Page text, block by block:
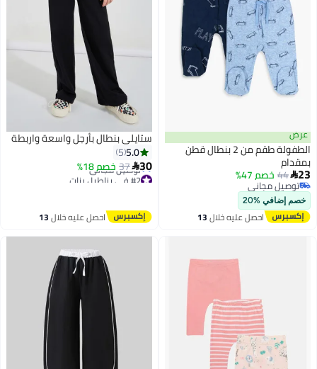
عرض
الطفولة طقم من 2 بنطال قطن
بمقدام
23
44 خصم 47%
توصيل مجاني
توصيل مجاني
خصم إضافي %20
احصل عليه خلال13
ستايلي بنطال بأرجل واسعة واربطة
5.0
5
30
37خصم 18% #2 في بناطيل بنات
أقل سعر في 7 يوم
#2 في بناطيل بنات
احصل عليه خلال13